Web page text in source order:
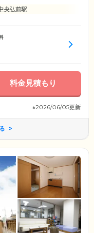
央弘前駅
料金見積もり
※2026/06/05更新